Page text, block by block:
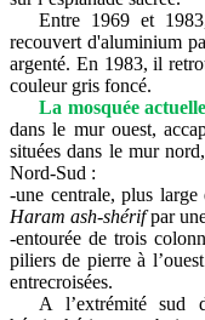
Entre 1969 et
recouvert d'aluminium
argenté. En 1983, il
couleur gris foncé.
La mosquée
dans le mur ouest,
situées dans le mur
Nord-Sud :
-une centrale, plus
Haram ash-shérifpar
-entourée de trois
piliers de pierre à
entrecroisées.
A l’extrémité sud